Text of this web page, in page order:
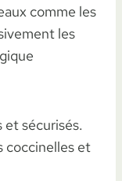
comme les
les
et sécurisés.
coccinelles et